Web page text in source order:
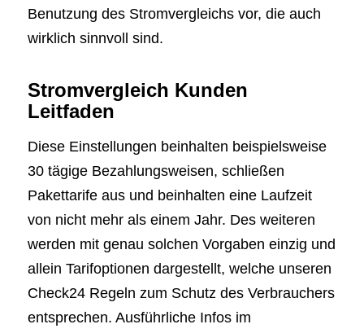
Benutzung des Stromvergleichs vor, die auch
wirklich sinnvoll sind.
Stromvergleich Kunden
Leitfaden
Diese Einstellungen beinhalten beispielsweise
30 tägige Bezahlungsweisen, schließen
Pakettarife aus und beinhalten eine Laufzeit
von nicht mehr als einem Jahr. Des weiteren
werden mit genau solchen Vorgaben einzig und
allein Tarifoptionen dargestellt, welche unseren
Check24 Regeln zum Schutz des Verbrauchers
entsprechen. Ausführliche Infos im